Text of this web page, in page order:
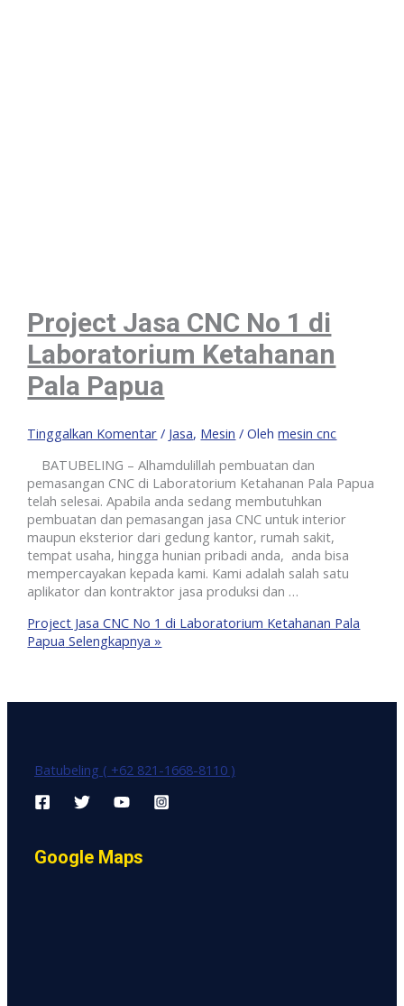
Project Jasa CNC No 1 di
Laboratorium Ketahanan
Pala Papua
Tinggalkan Komentar / Jasa, Mesin / Olehmesin cnc
BATUBELING – Alhamdulillah pembuatan dan
pemasangan CNC di Laboratorium Ketahanan Pala Papua
telah selesai. Apabila anda sedang membutuhkan
pembuatan dan pemasangan jasa CNC untuk interior
maupun eksterior dari gedung kantor, rumah sakit,
tempat usaha, hingga hunian pribadi anda, anda bisa
mempercayakan kepada kami. Kami adalah salah satu
aplikator dan kontraktor jasa produksi dan …
Project Jasa CNC No 1 di Laboratorium Ketahanan Pala
Papua Selengkapnya »
Batubeling ( +62 821-1668-8110 )
Google Maps